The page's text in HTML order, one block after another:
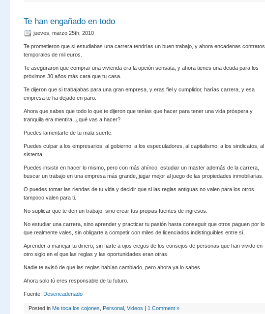
Te han engañado en todo
jueves, marzo 25th, 2010
Te prometieron que si estudiabas una carrera tendrías un buen trabajo, y ahora encadenas contratos
temporales de mil euros.
Te aseguraron que comprar una vivienda era la opción sensata, y ahora tienes una deuda para los
próximos 30 años más cara que tu casa.
Te dijeron que si trabajabas para una gran empresa, y eras fiel y cumplidor, harías carrera, y esa
empresa te ha dejado en paro.
Ahora que sabes que todo lo que te dijeron que tenías que hacer para tener una vida próspera y
tranquila era mentira, ¿qué vas a hacer?
Puedes lamentarte de tu mala suerte.
Puedes culpar a los empresarios, al gobierno, a los especuladores, al capitalismo, a los sindicatos, al
sistema…
Puedes insistir en hacer lo mismo, pero con más ahínco: estudiar un master además de la carrera,
buscar un trabajo en una empresa más grande, jugar mejor al juego de las propiedades inmobiliarias.
O puedes tomar las riendas de tu vida y decidir que si las reglas antiguas no valen para los otros
tampoco valen para ti.
No suplicar que te den un trabajo, sino crear tus propias fuentes de ingresos.
No estudiar una carrera, sino aprender y practicar tu pasión hasta conseguir que otros paguen por lo
que realmente vales, sin obligarte a competir con miles de licenciados indistinguibles entre sí.
Aprender a manejar tu dinero, sin fiarte a ojos ciegos de los consejos de personas que han vivido en
otro siglo en el que las reglas y las oportunidades eran otras.
Nadie te avisó de que las reglas habían cambiado, pero ahora ya lo sabes.
Ahora solo tú eres responsable de tu futuro.
Fuente: Desencadenado
Posted in Me toca los cojones Personal Videos | 1 Comment »